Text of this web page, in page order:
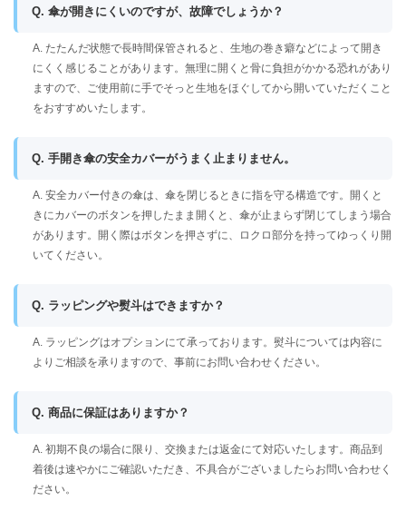
Q. 傘が開きにくいのですが、故障でしょうか？
A. たたんだ状態で長時間保管されると、生地の巻き癖などによって開き
にくく感じることがあります。無理に開くと骨に負担がかかる恐れがあり
ますので、ご使用前に手でそっと生地をほぐしてから開いていただくこと
をおすすめいたします。
Q. 手開き傘の安全カバーがうまく止まりません。
A. 安全カバー付きの傘は、傘を閉じるときに指を守る構造です。開くと
きにカバーのボタンを押したまま開くと、傘が止まらず閉じてしまう場合
があります。開く際はボタンを押さずに、ロクロ部分を持ってゆっくり開
いてください。
Q. ラッピングや熨斗はできますか？
A. ラッピングはオプションにて承っております。熨斗については内容に
よりご相談を承りますので、事前にお問い合わせください。
Q. 商品に保証はありますか？
A. 初期不良の場合に限り、交換または返金にて対応いたします。商品到
着後は速やかにご確認いただき、不具合がございましたらお問い合わせく
ださい。